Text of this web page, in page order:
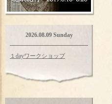
2026.08.09 Sunday
１dayワークショップ